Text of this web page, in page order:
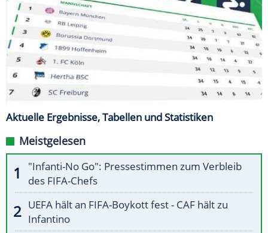
Aktuelle Ergebnisse, Tabellen und Statistiken
Meistgelesen
"Infanti-No Go": Pressestimmen zum Verbleib
des FIFA-Chefs
UEFA hält an FIFA-Boykott fest - CAF hält zu
Infantino